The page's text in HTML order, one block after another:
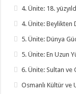
4. Ünite: 18.
4. Ünite: Beylikten
5. Ünite: Dünya
5. Ünite: En Uzun
6. Ünite: Sultan ve
Osmanlı Kültür ve